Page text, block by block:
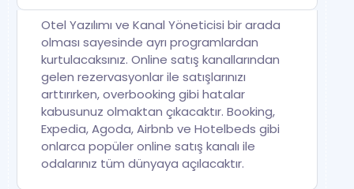
Otel Yazılımı ve Kanal Yöneticisi bir arada
olması sayesinde ayrı programlardan
kurtulacaksınız. Online satış kanallarından
gelen rezervasyonlar ile satışlarınızı
arttırırken, overbooking gibi hatalar
kabusunuz olmaktan çıkacaktır. Booking,
Expedia, Agoda, Airbnb ve Hotelbeds gibi
onlarca popüler online satış kanalı ile
odalarınız tüm dünyaya açılacaktır.